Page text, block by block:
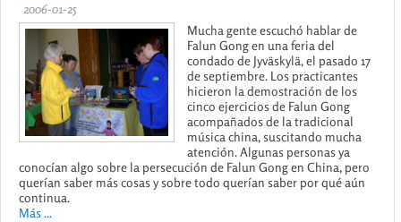
2006-01-25
Mucha gente escuchó hablar de
Falun Gong en una feria del
condado de Jyväskylä, el pasado 17
de septiembre. Los practicantes
hicieron la demostración de los
cinco ejercicios de Falun Gong
acompañados de la tradicional
música china, suscitando mucha
atención. Algunas personas ya
conocían algo sobre la persecución de Falun Gong en China, pero
querían saber más cosas y sobre todo querían saber por qué aún
continua.
Más ...